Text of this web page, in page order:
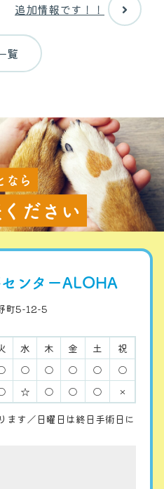
覧
追加情報です！！
なら
ださい
ンターALOHA
町5-12-5
水 木 金 土
祝
○ ○ ○ ○
○
☆ ○ ○ ○
×
す／日曜日は終日手術日に